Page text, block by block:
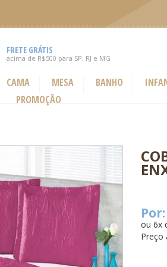
FRETE GRÁTIS
acima de R$500 para SP, RJ e MG
CAMA MESA BANHO
PROMOÇÃO
Por:
ou6x
Preço